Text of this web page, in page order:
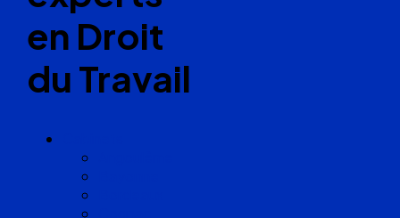
en Droit
du Travail